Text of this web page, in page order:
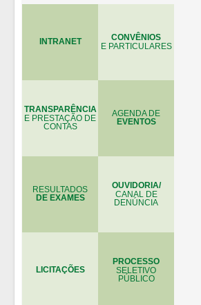
INTRANET CONVÊNIOS
E PARTICULARES
TRANSPARÊNCIA
E PRESTAÇÃO DE
CONTAS
AGENDA DE
EVENTOS
RESULTADOS
DE EXAMES
OUVIDORIA/
CANAL DE
DENÚNCIA
LICITAÇÕES
PROCESSO
SELETIVO
PÚBLICO